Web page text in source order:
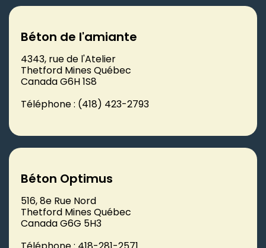
Béton de l'amiante
4343, rue de l'Atelier
Thetford Mines Québec
Canada G6H 1S8
Téléphone : (418) 423-2793
Béton Optimus
516, 8e Rue Nord
Thetford Mines Québec
Canada G6G 5H3